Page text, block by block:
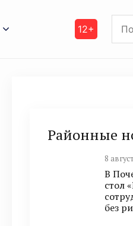
12+
Районные
8
В
стол
без